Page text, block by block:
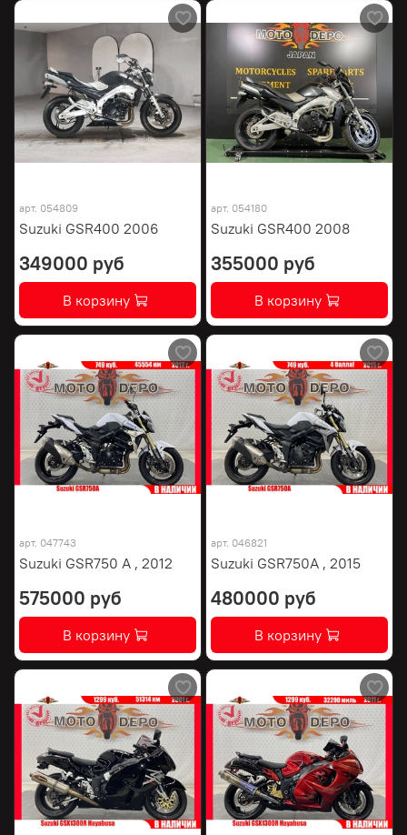
арт. 054809
Suzuki GSR400 2006
349000 руб
В корзину
арт. 054180
Suzuki GSR400 2008
355000 руб
В корзину
арт. 047743
Suzuki GSR750 A , 2012
575000 руб
В корзину
арт. 046821
Suzuki GSR750A , 2015
480000 руб
В корзину